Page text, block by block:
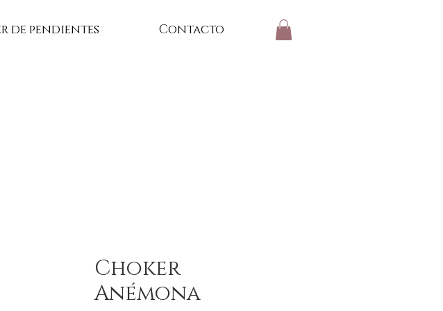
de pendientes Contacto
Choker
Anémona